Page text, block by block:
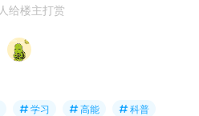
人给楼主打赏
学习 高能 科普